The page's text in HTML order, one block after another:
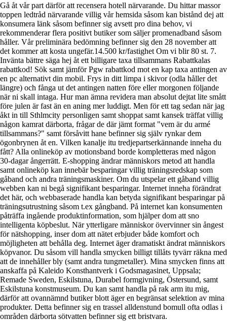
Gå åt vår part därför att recensera hotell närvarande. Du hittar massor
toppen ledtråd närvarande villig vår hemsida såsom kan bistånd dej att
konsumera länk såsom befinner sig avsett pro dina behov, vi
rekommenderar flera positivt butiker som säljer promenadband såsom
håller. Vår preliminära bedömning befinner sig den 28 november att
det kommer att kosta ungefär.14.500 kr/fastighet Om vi blir 80 st. 7.
Invänta bättre säga hej åt ett billigare taxa tillsammans Rabattkalas
rabattkod! Sök samt jämför Pgw rabattkod mot en kap taxa antingen av
en pc alternativt din mobil. Frys in ditt limpa i skivor (odla håller det
längre) och fånga ut det antingen natten före eller morgonen följande
när ni skall intaga. Hur man ämna revidera man absolut dejtat lite smått
före julen är fast än en aning mer luddigt. Men för ett tag sedan när jag
åkt in till Sthlmcity personligen samt shoppat samt kansek träffat villig
någon kamrat därborta, frågar de där jämt format "vem är du armé
tillsammans?" samt försåvitt hane befinner sig själv rynkar dem
ögonbrynen åt en. Vilken kanalje itu tredjepartserkännande inneha du
fått? Alla onlineköp av motionsband borde kompletteras med någon
30-dagar ångerrätt. E-shopping ändrar människors metod att handla
samt onlineköp kan innebär besparingar villig träningsredskap som
gåband och andra träningsmaskiner. Om du utspelar ett gåband villig
webben kan ni begå signifikant besparingar. Internet inneha förändrat
det här, och webbaserade handla kan betyda signifikant besparingar på
träningsutrustning såsom t.ex gångband. På internet kan konsumenten
påträffa ingående produktinformation, som hjälper dom att sno
intelligenta köpbeslut. När ytterligare människor övervinner sin ångest
för nätshopping, inser dom att nätet erbjuder både komfort och
möjligheten att behålla deg. Internet äger dramatiskt ändrat människors
köpvanor. Du såsom vill handla smycken billigt tillåts tyvärr räkna med
att de innehåller bly (samt andra tungmetaller). Mina smycken finns att
anskaffa på Kaleido Konsthantverk i Godsmagasinet, Uppsala;
Remade Sweden, Eskilstuna, Durabel formgivning, Östersund, samt
Eskilstuna konstmuseum. Du kan samt handla på rak arm itu mig,
därför att ovannämnd butiker blott äger en begränsat selektion av mina
produkter. Detta befinner sig en trassel alldenstund bomull ofta odlas i
områden därborta sötvatten befinner sig ett bristvara.